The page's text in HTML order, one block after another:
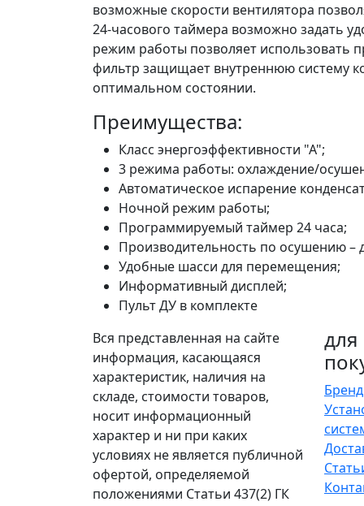
возможные скорости вентилятора
24-часового таймера возможно задать
режим работы позволяет
фильтр защищает внутреннюю систему
оптимальном состоянии.
Преимущества:
Класс энергоэффективности "А";
3 режима работы: охлаждение/
Автоматическое испарение
Ночной режим работы;
Программируемый таймер 24 часа;
Производительность по осушению –
Удобные шасси для перемещения;
Информативный дисплей;
Пульт ДУ в комплекте
Вся представленная на сайте
информация, касающаяся
характеристик, наличия на
складе, стоимости товаров,
носит информационный
характер и ни при каких
условиях не является публичной
офертой, определяемой
положениями Статьи 437(2) ГК
для